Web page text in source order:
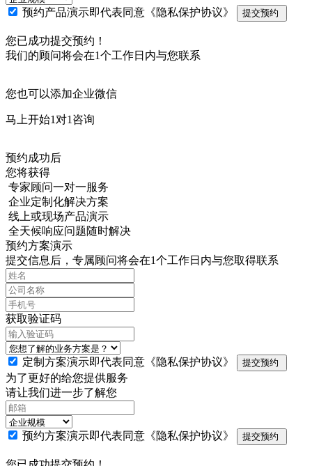
预约产品演示即代表同意 《隐私保护协议》 提交预约
您已成功提交预约！
我们的顾问将会在1个工作日内与您联系
您也可以添加企业微信
马上开始1对1咨询
预约成功后
您将获得
专家顾问一对一服务
企业定制化解决方案
线上或现场产品演示
全天候响应问题随时解决
预约方案演示
提交信息后，专属顾问将会在1个工作日内与您取得联系
获取验证码
定制方案演示即代表同意 《隐私保护协议》 提交预约
为了更好的给您提供服务
请让我们进一步了解您
预约方案演示即代表同意 《隐私保护协议》 提交预约